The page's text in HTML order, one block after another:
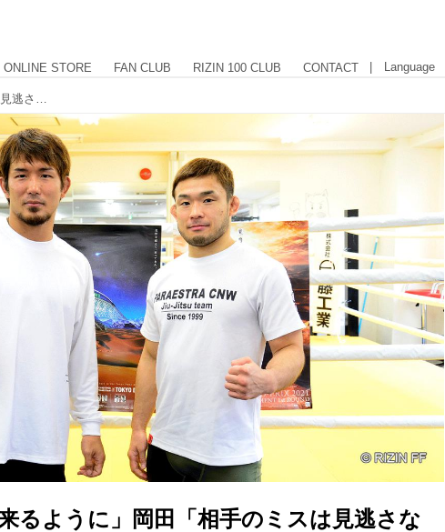
ONLINE STORE FAN CLUB RIZIN 100 CLUB CONTACT | Language
るように」岡田「相手のミスは見逃さな